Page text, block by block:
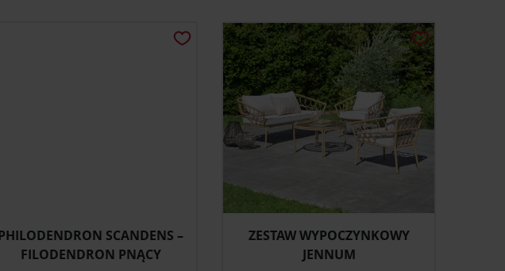
SCANDENS –
FILODENDRON PNĄCY
ZESTAW WYPOCZYNKOWY
JENNUM